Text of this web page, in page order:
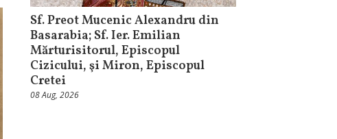
Sf. Preot Mucenic Alexandru din
Basarabia; Sf. Ier. Emilian
Mărturisitorul, Episcopul
Cizicului, şi Miron, Episcopul
Cretei
08 Aug, 2026